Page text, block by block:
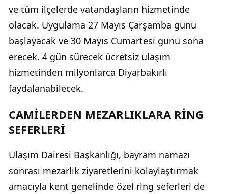
ve tüm ilçelerde vatandaşların hizmetinde
olacak. Uygulama 27 Mayıs Çarşamba günü
başlayacak ve 30 Mayıs Cumartesi günü sona
erecek. 4 gün sürecek ücretsiz ulaşım
hizmetinden milyonlarca Diyarbakırlı
faydalanabilecek.
CAMİLERDEN MEZARLIKLARA RİNG
SEFERLERİ
Ulaşım Dairesi Başkanlığı, bayram namazı
sonrası mezarlık ziyaretlerini kolaylaştırmak
amacıyla kent genelinde özel ring seferleri de